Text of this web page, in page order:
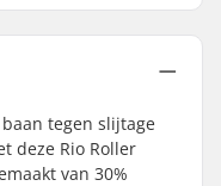
tegen slijtage
deze Rio Roller
van 30%